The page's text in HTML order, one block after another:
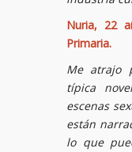
Nuria, 22
Primaria.
Me atrajo
típica
escenas
están
lo que